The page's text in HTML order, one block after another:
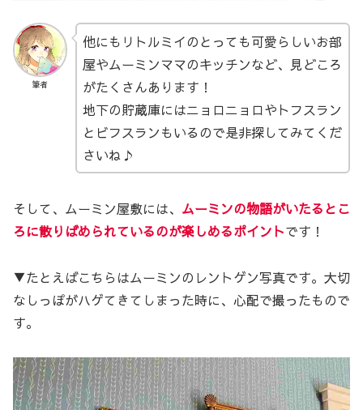
筆者
他にもリトルミイのとっても可愛らしいお部
屋やムーミンママのキッチンなど、見どころ
がたくさんあります！
地下の貯蔵庫にはニョロニョロやトフスラン
とビフスランもいるので是非探してみてくだ
さいね♪
そして、ムーミン屋敷には、 ムーミンの物語がいたるとこ
ろに散りばめられているのが楽しめるポイントです！
▼たとえばこちらはムーミンのレントゲン写真です。大切
なしっぽがハゲてきてしまった時に、心配で撮ったもので
す。